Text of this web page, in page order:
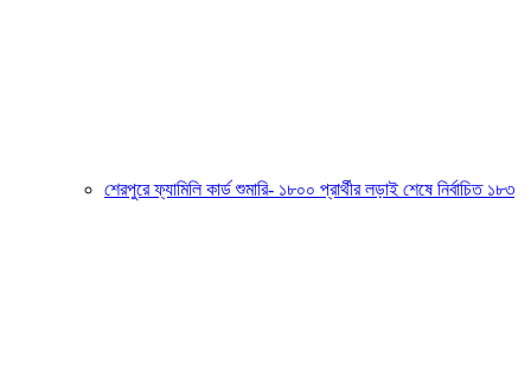
শেরপুরে ফ্যামিলি কার্ড শুমারি- ১৮০০ প্রার্থীর লড়াই শেষে নির্বাচিত ১৮৩